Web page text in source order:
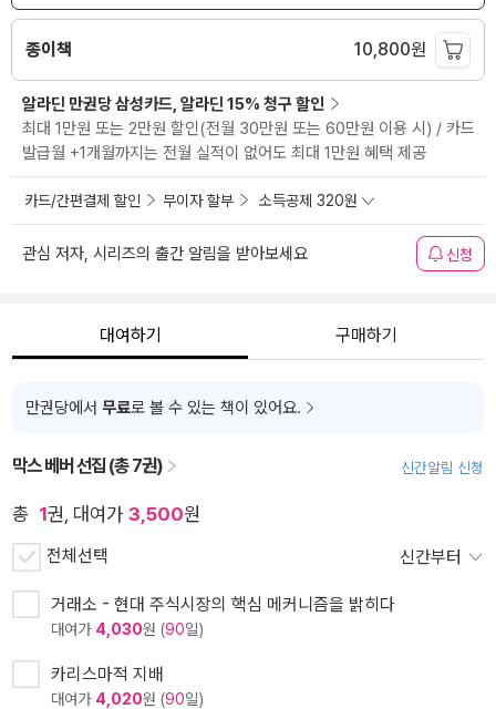
종이책 10,800원
알라딘 만권당 삼성카드, 알라딘 15% 청구 할인
최대 1만원 또는 2만원 할인(전월 30만원 또는 60만원 이용 시) / 카드
발급월 +1개월까지는 전월 실적이 없어도 최대 1만원 혜택 제공
카드/간편결제 할인 무이자 할부 소득공제 320원
관심 저자, 시리즈의 출간 알림을 받아보세요 신청
대여하기 구매하기
만권당에서 무료로 볼 수 있는 책이 있어요.
막스 베버 선집 (총 7권) 신간알림 신청
총 1권, 대여가 3,500원
전체선택 신간부터
거래소 - 현대 주식시장의 핵심 메커니즘을 밝히다
대여가 4,030원 (90일)
카리스마적 지배
대여가 4,020원 (90일)